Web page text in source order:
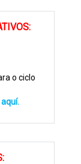
o ciclo
aquí.